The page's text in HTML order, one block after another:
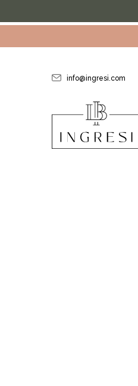
content
info@ingresi.com